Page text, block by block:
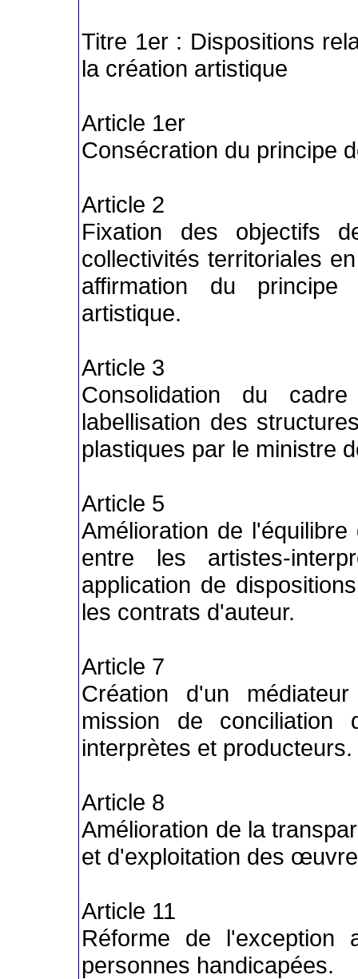
Titre 1er : Dispositions
la création artistique
Article 1er
Consécration du principe
Article 2
Fixation des objectifs
collectivités territoriales
affirmation du
artistique.
Article 3
Consolidation du
labellisation des
plastiques par le ministre
Article 5
Amélioration de
entre les artistes-
application de
les contrats d'auteur.
Article 7
Création d'un
mission de conciliation
interprètes et producteurs.
Article 8
Amélioration de la
et d'exploitation des
Article 11
Réforme de
personnes handicapées.